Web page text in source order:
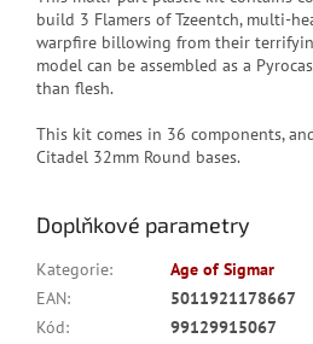
build 3 Flamers of Tzeentch, multi-
warpfire billowing from their
model can be assembled as a
than flesh.
This kit comes in 36 components,
Citadel 32mm Round bases.
Doplňkové parametry
Kategorie:
Age of Sigmar
EAN:
5011921178667
Kód:
99129915067